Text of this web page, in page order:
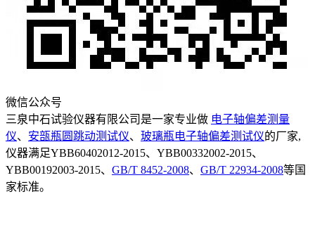
微信公众号
三泉中石试验仪器有限公司是一家专业做 电子轴偏差测量
仪、 安瓿瓶圆跳动测试仪、 玻璃瓶电子轴偏差测试仪的厂家,
仪器满足YBB60402012-2015、YBB00332002-2015、
YBB00192003-2015、 GB/T 8452-2008、 GB/T 22934-2008等国
家标准。